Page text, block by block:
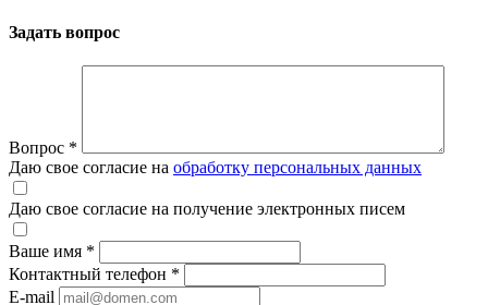
Задать вопрос
Вопрос *
Даю свое согласие на обработку персональных данных
Даю свое согласие на получение электронных писем
Ваше имя *
Контактный телефон *
E-mail